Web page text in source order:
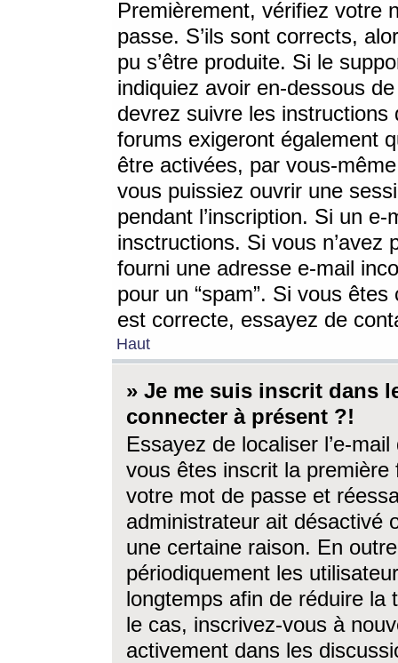
Premièrement, vérifiez votre
passe. S’ils sont corrects,
pu s’être produite. Si le
indiquiez avoir en-dessous
devrez suivre les
forums exigeront également
être activées, par vous-
vous puissiez ouvrir une
pendant l’inscription. Si un
insctructions. Si vous n’avez
fourni une adresse e-mail
pour un “spam”. Si vous
est correcte, essayez de
Haut
» Je me suis inscrit dans
connecter à présent ?!
Essayez de localiser l’e-
vous êtes inscrit la première
votre mot de passe et
administrateur ait désactivé
une certaine raison. En
périodiquement les
longtemps afin de réduire la
le cas, inscrivez-vous à
activement dans les